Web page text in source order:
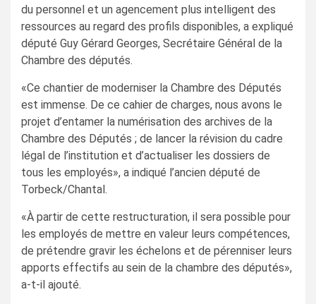
du personnel et un agencement plus intelligent des
ressources au regard des profils disponibles, a expliqué
député Guy Gérard Georges, Secrétaire Général de la
Chambre des députés.
«Ce chantier de moderniser la Chambre des Députés
est immense. De ce cahier de charges, nous avons le
projet d’entamer la numérisation des archives de la
Chambre des Députés ; de lancer la révision du cadre
légal de l’institution et d’actualiser les dossiers de
tous les employés», a indiqué l’ancien député de
Torbeck/Chantal.
«À partir de cette restructuration, il sera possible pour
les employés de mettre en valeur leurs compétences,
de prétendre gravir les échelons et de pérenniser leurs
apports effectifs au sein de la chambre des députés»,
a-t-il ajouté.